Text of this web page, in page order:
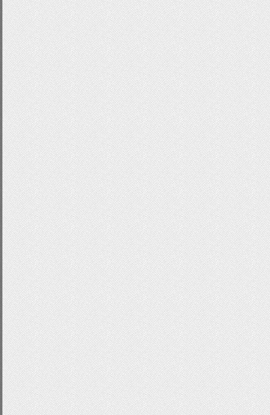
.white:hover{
color: #333;
background:-webkit-linear-gradient(
#F0F8FF)!important;
background:-moz-linear-gradient(top
#F0F8FF)!important;
background:-ms-linear-gradient(top,
#F0F8FF)!important;
background:-o-linear-gradient(top,
#F0F8FF)!important;
-webkit-border-radius:4px;
-moz-border-radius:4px;
-o-border-radius:4px;
border-radius:4px;
text-decoration:none;
}